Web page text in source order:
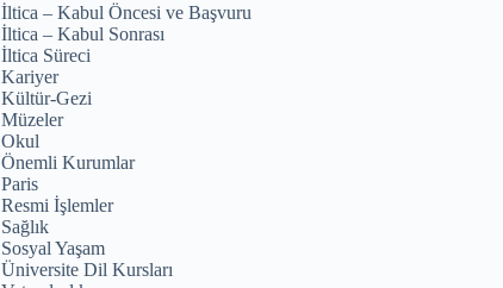
İltica – Kabul Öncesi ve Başvuru
İltica – Kabul Sonrası
İltica Süreci
Kariyer
Kültür-Gezi
Müzeler
Okul
Önemli Kurumlar
Paris
Resmi İşlemler
Sağlık
Sosyal Yaşam
Üniversite Dil Kursları